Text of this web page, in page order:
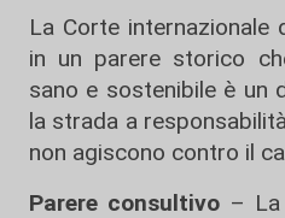
La Corte
in un parere storico
sano e sostenibile è un
la strada a
non agiscono contro il
Parere consultivo– La